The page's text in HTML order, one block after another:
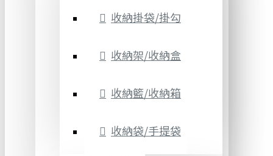
收納掛袋/掛勾
收納架/收納盒
收納籃/收納箱
收納袋/手提袋